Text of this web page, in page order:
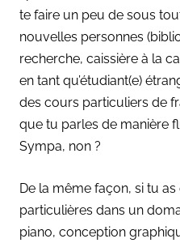
te faire un peu de sous
nouvelles personnes
recherche, caissière à la
en tant qu’étudiant(e)
des cours particuliers de
que tu parles de manière
Sympa, non ?
De la même façon, si tu
particulières dans un
piano, conception